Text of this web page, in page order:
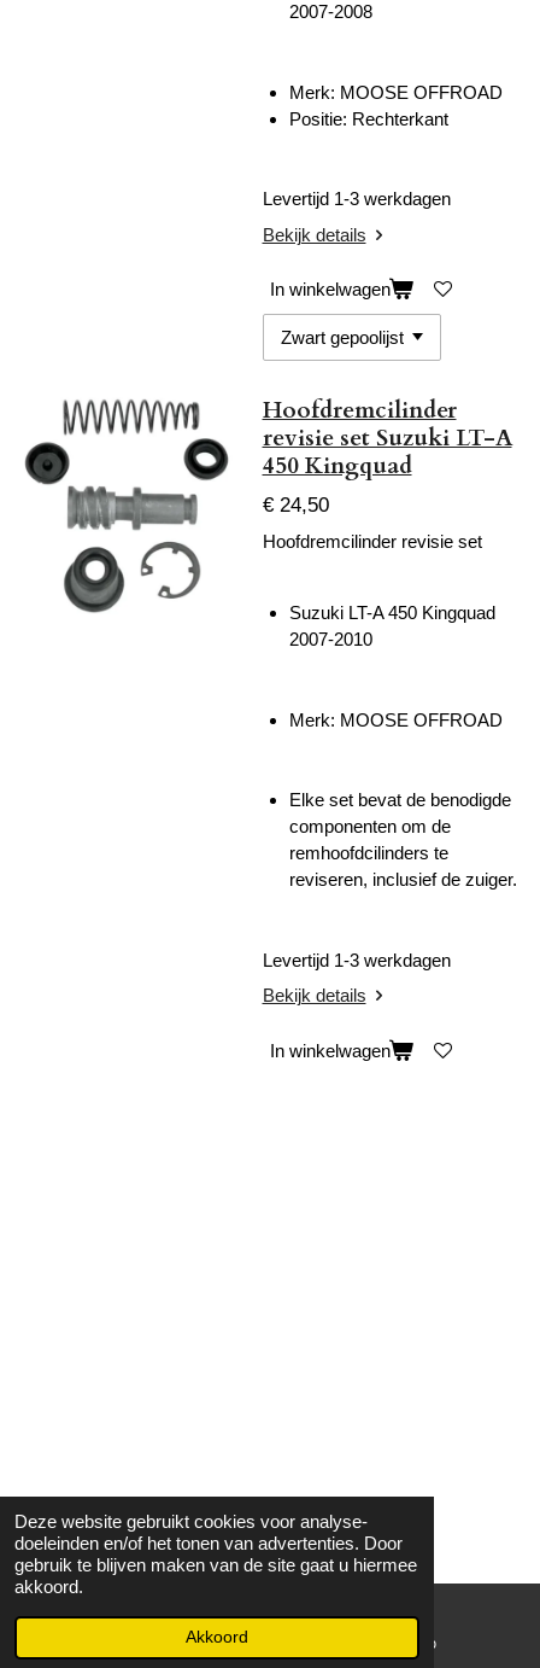
Deze website gebruikt cookies voor analyse-
doeleinden en/of het tonen van advertenties. Door
gebruik te blijven maken van de site gaat u hiermee
akkoord.
Akkoord
2007-2008
Merk: MOOSE OFFROAD
Positie: Rechterkant
Levertijd 1-3 werkdagen
Bekijk details
In winkelwagen
Hoofdremcilinder
revisie set Suzuki LT-A
450 Kingquad
€ 24,50
Hoofdremcilinder revisie set
Suzuki LT-A 450 Kingquad
2007-2010
Merk: MOOSE OFFROAD
Elke set bevat de benodigde
componenten om de
remhoofdcilinders te
reviseren, inclusief de zuiger.
Levertijd 1-3 werkdagen
Bekijk details
In winkelwagen
WhatsApp